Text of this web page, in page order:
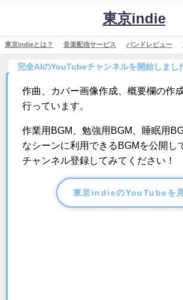
東京indie
東京indieとは？ 音楽配信サービス バンドレビュー
完全AIのYouTubeチャンネルを開始しまし
作曲、カバー画像作成、概要欄の作
行っています。
作業用BGM、勉強用BGM、睡眠用
なシーンに利用できるBGMを公開し
チャンネル登録してみてください！
東京indieのYouTubeを